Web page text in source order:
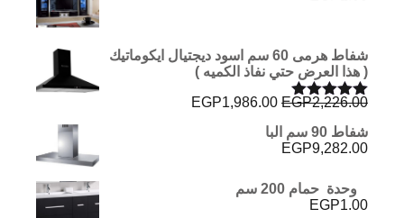
شفاط هرمى 60 سم اسود ديجتيال ايكوماتيك
( هذا العرض حتي نفاذ الكميه )
تم التقييم
5.00
من 5
EGP2,226.00
السعر
هو:
EGP1,986.00
شفاط 90 سم البا
EGP9,282.00
وحدة حمام 200 سم
EGP1.00